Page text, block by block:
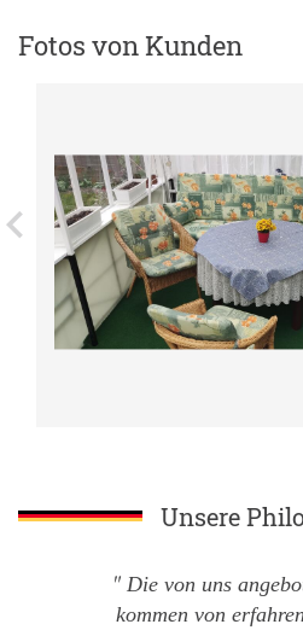
Fotos von Kunden
Unsere
Die von uns
kommen von